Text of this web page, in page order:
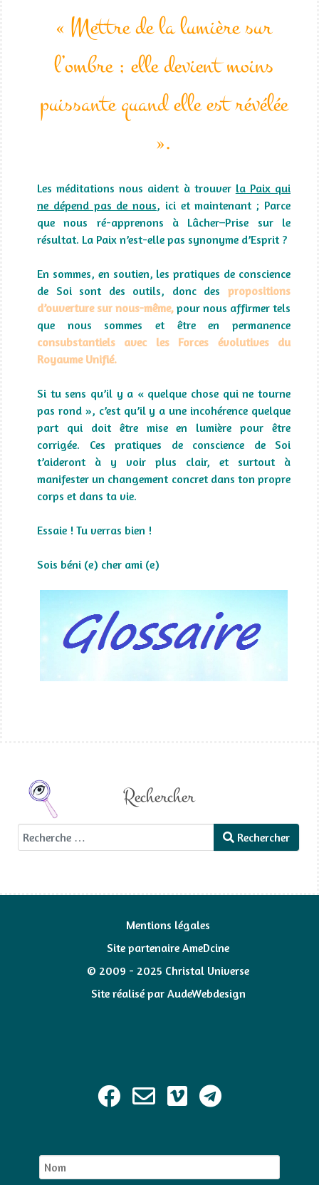
« Mettre de la lumière sur
l’ombre ; elle devient moins
puissante quand elle est révélée
».
Les méditations nous aident à trouver la Paix qui
ne dépend pas de nous, ici et maintenant ; Parce
que nous ré-apprenons à Lâcher–Prise sur le
résultat. La Paix n’est-elle pas synonyme d’Esprit ?
En sommes, en soutien, les pratiques de conscience
de Soi sont des outils, donc des propositions
d’ouverture sur nous-même, pour nous affirmer tels
que nous sommes et être en permanence
consubstantiels avec les Forces évolutives du
Royaume Unifié.
Si tu sens qu’il y a « quelque chose qui ne tourne
pas rond », c’est qu’il y a une incohérence quelque
part qui doit être mise en lumière pour être
corrigée. Ces pratiques de conscience de Soi
t’aideront à y voir plus clair, et surtout à
manifester un changement concret dans ton propre
corps et dans ta vie.
Essaie ! Tu verras bien !
Sois béni (e) cher ami (e)
Rechercher
Rechercher Rechercher
Mentions légales
Site partenaire AmeDcine
© 2009 - 2025 Christal Universe
Site réalisé par AudeWebdesign